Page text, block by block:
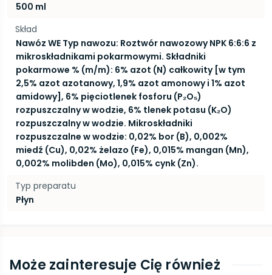
500 ml
Skład
Nawóz WE Typ nawozu: Roztwór nawozowy NPK 6:6:6 z
mikroskładnikami pokarmowymi. Składniki
pokarmowe % (m/m): 6% azot (N) całkowity [w tym
2,5% azot azotanowy, 1,9% azot amonowy i 1% azot
amidowy], 6% pięciotlenek fosforu (P₂O₅)
rozpuszczalny w wodzie, 6% tlenek potasu (K₂O)
rozpuszczalny w wodzie. Mikroskładniki
rozpuszczalne w wodzie: 0,02% bor (B), 0,002%
miedź (Cu), 0,02% żelazo (Fe), 0,015% mangan (Mn),
0,002% molibden (Mo), 0,015% cynk (Zn).
Typ preparatu
Płyn
Może zainteresuje Cię również